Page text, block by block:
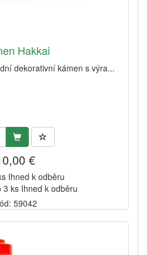
Hakkai
dekorativní kámen s výra...
€
Ihned k odběru
3 ks Ihned k odběru
59042